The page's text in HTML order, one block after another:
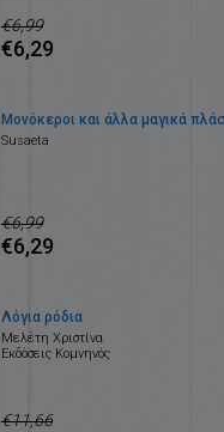
€6,99
€6,29
Μονόκεροι και άλλα μαγικά
Susaeta
€6,99
€6,29
Λόγια ρόδια
Μελέτη Χριστίνα
Εκδόσεις Κομνηνός
€11,66